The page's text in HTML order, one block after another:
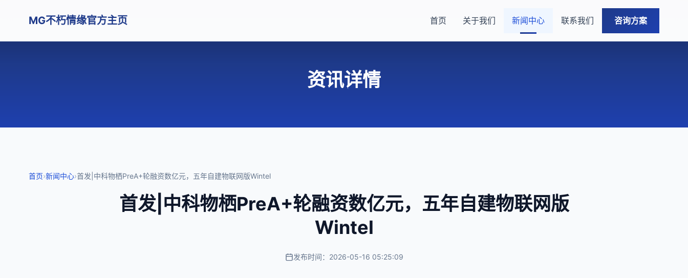
MG不朽情缘官方主页 首页 关于我们 新闻中心 联系我们 咨询方案
资讯详情
首页›新闻中心›首发|中科物栖PreA+轮融资数亿元，五年自建物联网版Wintel
首发|中科物栖PreA+轮融资数亿元，五年自建物联网版
Wintel
发布时间：2026-05-16 05:25:09